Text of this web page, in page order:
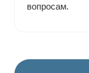
вопросам.